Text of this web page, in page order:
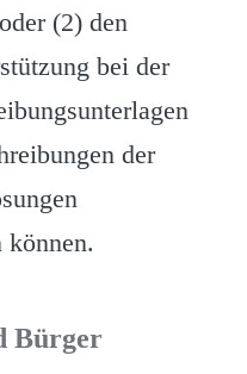
(2) den
bei der
der
können.
Bürger